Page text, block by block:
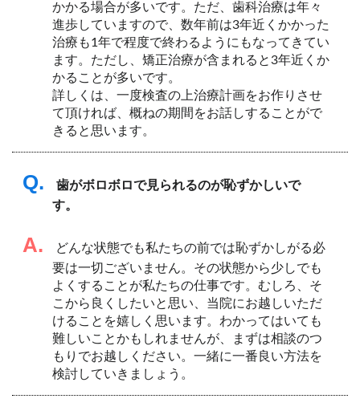
かかる場合が多いです。ただ、歯科治療は年々
進歩していますので、数年前は3年近くかかった
治療も1年で程度で終わるようにもなってきてい
ます。ただし、矯正治療が含まれると3年近くか
かることが多いです。
詳しくは、一度検査の上治療計画をお作りさせ
て頂ければ、概ねの期間をお話しすることがで
きると思います。
Q.
歯がボロボロで見られるのが恥ずかしいで
す。
A.
どんな状態でも私たちの前では恥ずかしがる必
要は一切ございません。その状態から少しでも
よくすることが私たちの仕事です。むしろ、そ
こから良くしたいと思い、当院にお越しいただ
けることを嬉しく思います。わかってはいても
難しいことかもしれませんが、まずは相談のつ
もりでお越しください。一緒に一番良い方法を
検討していきましょう。